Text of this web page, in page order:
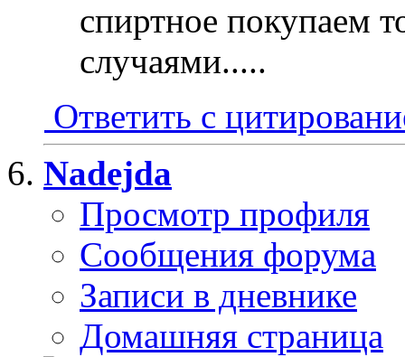
спиртное покупаем
случаями.....
Ответить с
Nadejda
Просмотр профиля
Сообщения форума
Записи в дневнике
Домашняя страница